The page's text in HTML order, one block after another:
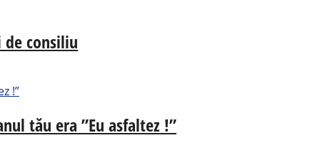
consiliu
tău era ”Eu asfaltez !”